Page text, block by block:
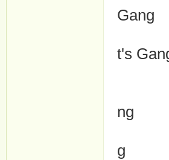
Gang
t's
ng
g